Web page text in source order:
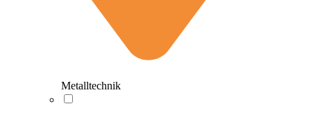
Metalltechnik